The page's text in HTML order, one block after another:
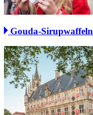
Gouda-Sirupwaffeln